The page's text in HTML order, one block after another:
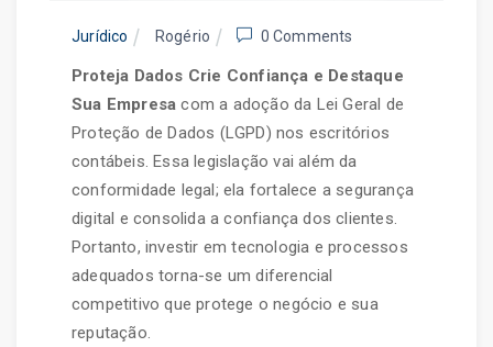
Jurídico Rogério 0 Comments
Proteja Dados Crie Confiança e Destaque
Sua Empresa com a adoção da Lei Geral de
Proteção de Dados (LGPD) nos escritórios
contábeis. Essa legislação vai além da
conformidade legal; ela fortalece a segurança
digital e consolida a confiança dos clientes.
Portanto, investir em tecnologia e processos
adequados torna-se um diferencial
competitivo que protege o negócio e sua
reputação.